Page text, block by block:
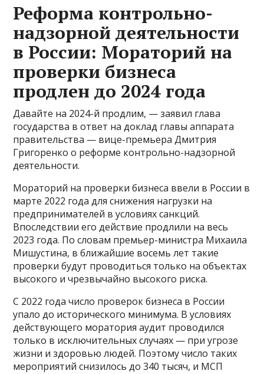
Реформа контрольно-
надзорной деятельности
в России: Мораторий на
проверки бизнеса
продлен до 2024 года
Давайте на 2024-й продлим, — заявил глава
государства в ответ на доклад главы аппарата
правительства — вице-премьера Дмитрия
Григоренко о реформе контрольно-надзорной
деятельности.
Мораторий на проверки бизнеса ввели в России в
марте 2022 года для снижения нагрузки на
предпринимателей в условиях санкций.
Впоследствии его действие продлили на весь
2023 года. По словам премьер-министра Михаила
Мишустина, в ближайшие восемь лет такие
проверки будут проводиться только на объектах
высокого и чрезвычайно высокого риска.
С 2022 года число проверок бизнеса в России
упало до исторического минимума. В условиях
действующего моратория аудит проводился
только в исключительных случаях — при угрозе
жизни и здоровью людей. Поэтому число таких
мероприятий снизилось до 340 тысяч, и МСП